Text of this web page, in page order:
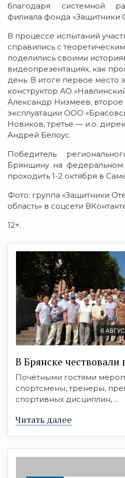
благодаря системной
филиала фонда «Защитники
В процессе испытаний
справились с
поделились своими
видеопрезентациях, как
день. В итоге первое место
конструктор АО
Александр Низмеев,
эксплуатации ООО
Новиков, третье — и.о.
Андрей Белоус.
Победитель
Брянщину на федеральном
проходить 1-2 октября в
Фото: группа «Защитники
область» в соцсети
12+.
6
В Брянске чествовали
Почётными гостями
спортсмены, тренеры,
спортивных дисциплин, ...
Читать далее